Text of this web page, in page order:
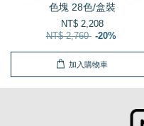
色塊 28色/盒裝
NT$ 2,208
NT$ 2,760 -20%
加入購物車